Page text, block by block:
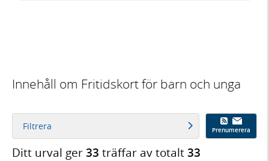
Innehåll om Fritidskort för barn och unga
Filtrera Prenumerera
Ditt urval ger33 träffar av totalt33